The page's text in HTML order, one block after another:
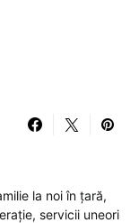
la noi în țară,
servicii uneori